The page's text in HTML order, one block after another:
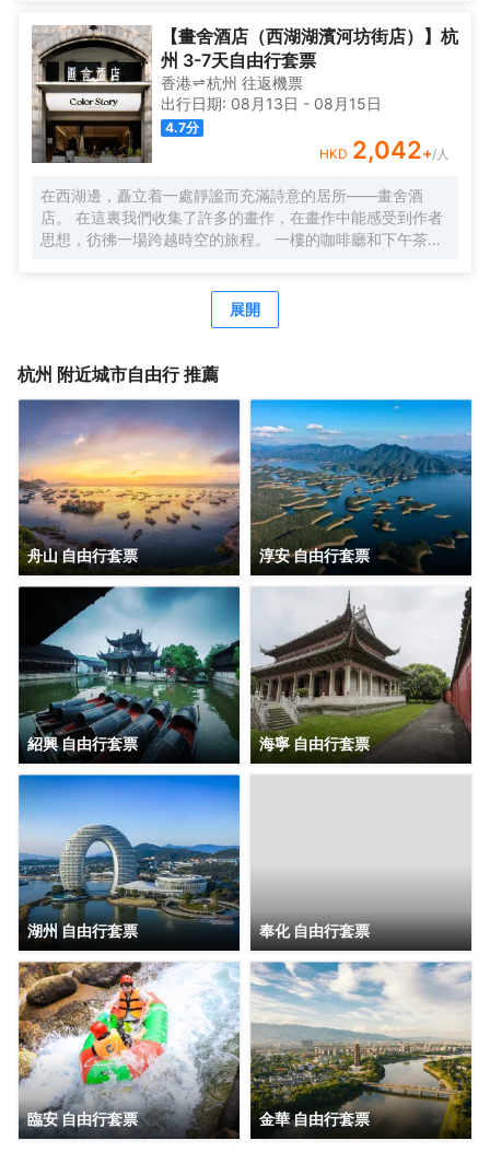
多元化體驗。逛西湖，住本店！【畫舍酒店（西湖湖濱河坊街店）】杭
州 3-7天自由行套票
香港 杭州 往返機票
出行日期: 08月13日 - 08月15日
4.7分
HKD 2,042+/人
在西湖邊，矗立着一處靜謐而充滿詩意的居所——畫舍酒
店。 在這裏我們收集了許多的畫作，在畫作中能感受到作者
思想，彷彿一場跨越時空的旅程。 一樓的咖啡廳和下午茶，
每一位旅者提供着便捷與寧靜的雙重禮遇。 距離碧波盪漾的
西湖僅五分鐘車程，您將能輕易捕捉到她的風華絕代；前往
鐘，讓您在歷史的長河中漫步，感受古都的韻味。酒店臨近
不僅是地理位置上的便利，更是文化、藝術與生活的交融。
每間客房都獨具匠心，色彩與光線交織，為您營造出不同的
情感氛圍。朝西的落地窗大床房，讓每一個温暖的午後都有
陽光灑進房間，喚醒沉睡的心靈；超大落地窗，讓您貼近這
個城市，感受它的脈搏與呼吸。 我們深知旅途的疲憊，因
此，從床品的挑選到洗漱用品的配置，再到公共區域的每一
處細節，我們都傾注了滿滿的心意。我們希望，在這裏，您
能找到家的温馨與舒適，找到心靈的歸宿。 歡迎您踏入這片
文藝的天地，與我們一同書寫旅途中的美好篇章。期待您的
光臨，讓我們共同創造一段難忘的回憶
展開
杭州 附近城市自由行 推薦
舟山 自由行套票 淳安 自由行套票
紹興 自由行套票 海寧 自由行套票
湖州 自由行套票 奉化 自由行套票
臨安 自由行套票 金華 自由行套票